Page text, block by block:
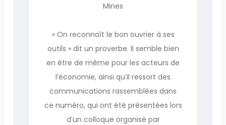
Mines
« On reconnaît le bon ouvrier à ses
outils » dit un proverbe. Il semble bien
en être de même pour les acteurs de
l’économie, ainsi qu’il ressort des
communications rassemblées dans
ce numéro, qui ont été présentées lors
d’un colloque organisé par